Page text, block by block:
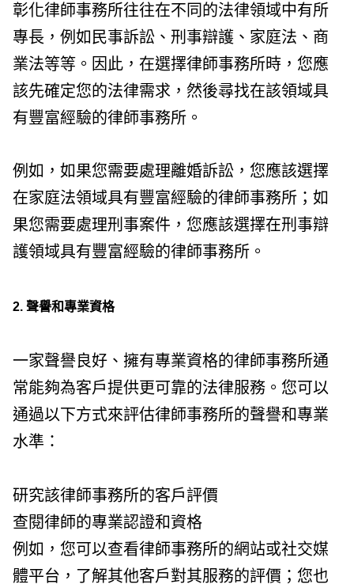
彰化律師事務所往往在不同的法律領域中有所
專長，例如民事訴訟、刑事辯護、家庭法、商
業法等等。因此，在選擇律師事務所時，您應
該先確定您的法律需求，然後尋找在該領域具
有豐富經驗的律師事務所。
例如，如果您需要處理離婚訴訟，您應該選擇
在家庭法領域具有豐富經驗的律師事務所；如
果您需要處理刑事案件，您應該選擇在刑事辯
護領域具有豐富經驗的律師事務所。
2. 聲譽和專業資格
一家聲譽良好、擁有專業資格的律師事務所通
常能夠為客戶提供更可靠的法律服務。您可以
通過以下方式來評估律師事務所的聲譽和專業
水準：
研究該律師事務所的客戶評價
查閱律師的專業認證和資格
例如，您可以查看律師事務所的網站或社交媒
體平台，了解其他客戶對其服務的評價；您也